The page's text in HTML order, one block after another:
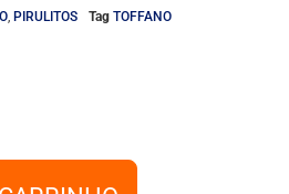
, PIRULITOS Tag TOFFANO